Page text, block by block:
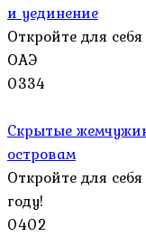
и уединение
Откройте для
ОАЭ
0334
Скрытые
островам
Откройте для
году!
0402